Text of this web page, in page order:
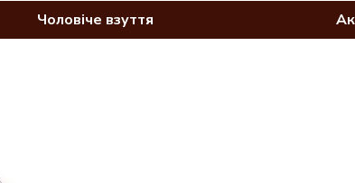
Чоловіче взуття